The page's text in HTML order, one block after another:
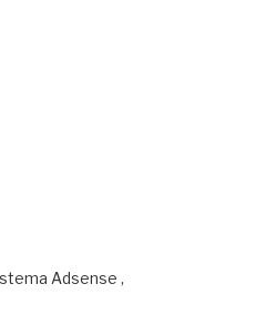
Adsense ,